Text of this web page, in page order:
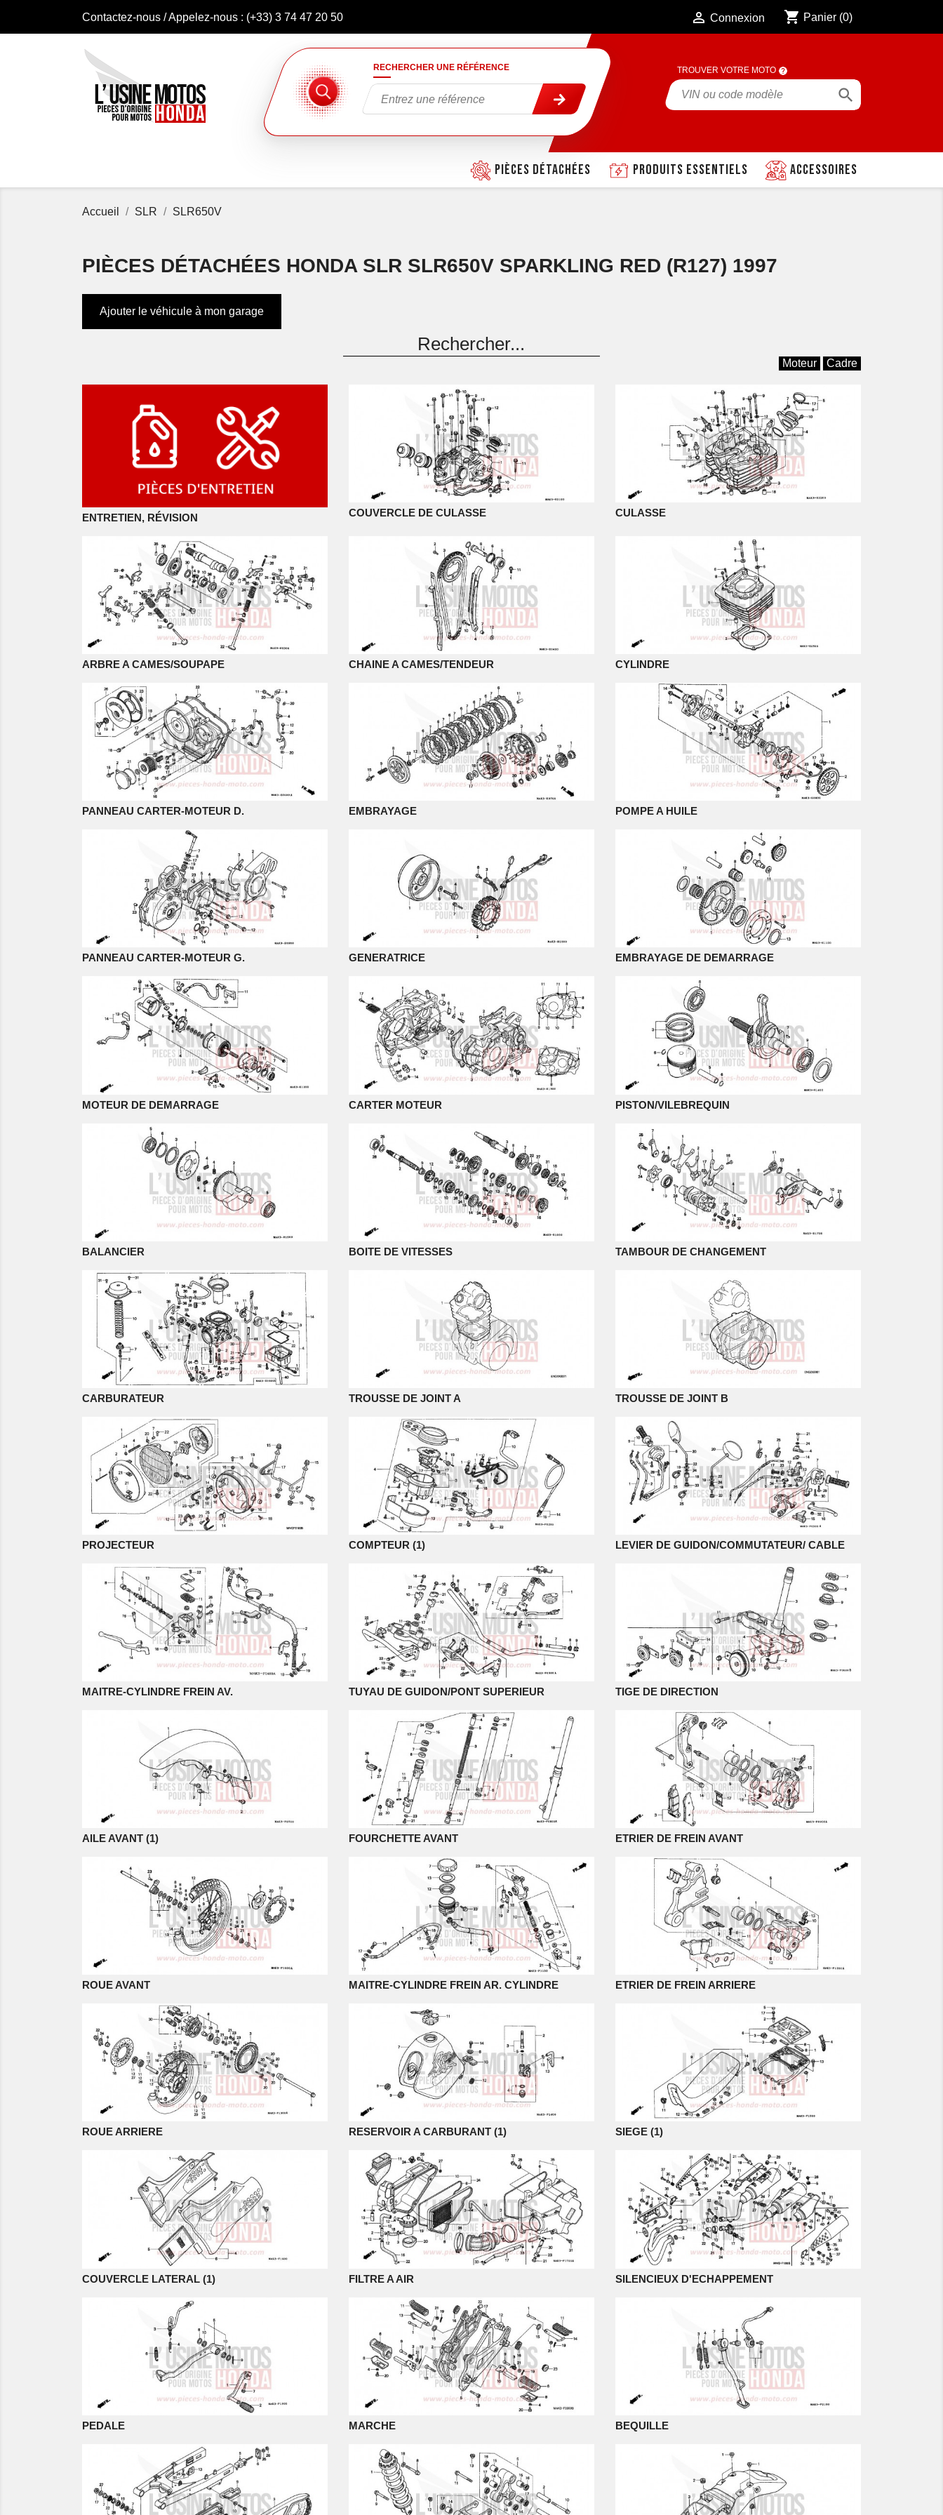
Contactez-nous / Appelez-nous : (+33) 3 74 47 20 50  Connexion shopping_cart Panier (0)
RECHERCHER UNE RÉFÉRENCE TROUVER VOTRE MOTO

Accessoires
Produits essentiels
Pièces détachées
Accueil SLR SLR650V
PIÈCES DÉTACHÉES HONDA SLR SLR650V SPARKLING RED (R127) 1997
Ajouter le véhicule à mon garage
Moteur Cadre
ENTRETIEN, RÉVISION COUVERCLE DE CULASSE CULASSE
ARBRE A CAMES/SOUPAPE CHAINE A CAMES/TENDEUR CYLINDRE
PANNEAU CARTER-MOTEUR D. EMBRAYAGE POMPE A HUILE
PANNEAU CARTER-MOTEUR G. GENERATRICE EMBRAYAGE DE DEMARRAGE
MOTEUR DE DEMARRAGE CARTER MOTEUR PISTON/VILEBREQUIN
BALANCIER BOITE DE VITESSES TAMBOUR DE CHANGEMENT
CARBURATEUR TROUSSE DE JOINT A TROUSSE DE JOINT B
PROJECTEUR COMPTEUR (1) LEVIER DE GUIDON/COMMUTATEUR/ CABLE
MAITRE-CYLINDRE FREIN AV. TUYAU DE GUIDON/PONT SUPERIEUR TIGE DE DIRECTION
AILE AVANT (1) FOURCHETTE AVANT ETRIER DE FREIN AVANT
ROUE AVANT MAITRE-CYLINDRE FREIN AR. CYLINDRE ETRIER DE FREIN ARRIERE
ROUE ARRIERE RESERVOIR A CARBURANT (1) SIEGE (1)
COUVERCLE LATERAL (1) FILTRE A AIR SILENCIEUX D'ECHAPPEMENT
PEDALE MARCHE BEQUILLE